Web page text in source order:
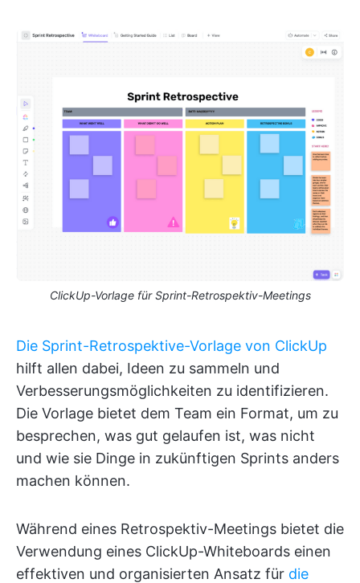
ClickUp-Vorlage für Sprint-Retrospektiv-Meetings
Die Sprint-Retrospektive-Vorlage von ClickUp
hilft allen dabei, Ideen zu sammeln und
Verbesserungsmöglichkeiten zu identifizieren.
Die Vorlage bietet dem Team ein Format, um zu
besprechen, was gut gelaufen ist, was nicht
und wie sie Dinge in zukünftigen Sprints anders
machen können.
Während eines Retrospektiv-Meetings bietet die
Verwendung eines ClickUp-Whiteboards einen
effektiven und organisierten Ansatz für die